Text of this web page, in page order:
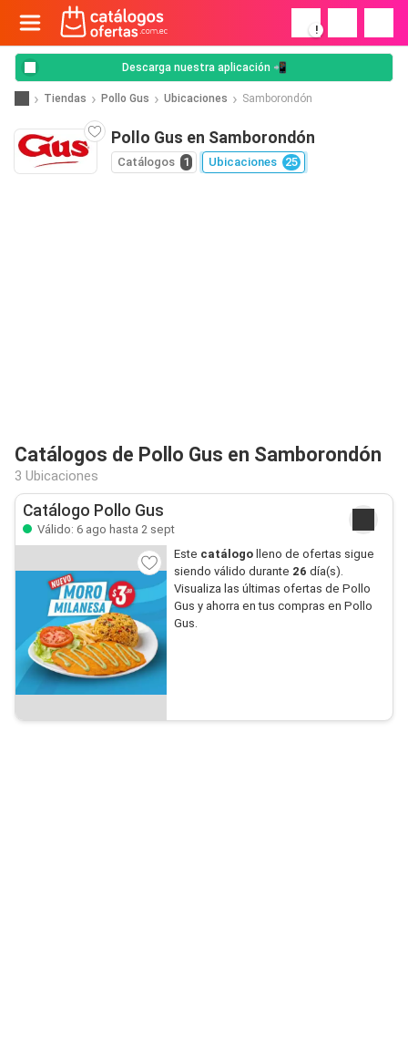
!
Descarga nuestra aplicación 📲
Tiendas Pollo Gus Ubicaciones Samborondón
Pollo Gus en Samborondón
Catálogos 1 Ubicaciones 25
Catálogos de Pollo Gus en Samborondón
3 Ubicaciones
Catálogo Pollo Gus
Válido: 6 ago hasta 2 sept
Este catálogo lleno de ofertas sigue
siendo válido durante 26 día(s).
Visualiza las últimas ofertas de Pollo
Gus y ahorra en tus compras en Pollo
Gus.